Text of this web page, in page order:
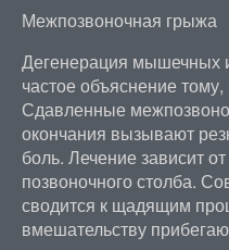
Межпозвоночная грыжа
Дегенерация мышечных
частое объяснение
Сдавленные
окончания вызывают
боль. Лечение зависит
позвоночного столба.
сводится к щадящим
вмешательству